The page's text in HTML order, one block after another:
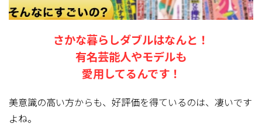
さかな暮らしダブルはなんと！
有名芸能人やモデルも
愛用してるんです！
美意識の高い方からも、好評価を得ているのは、凄いです
よね。